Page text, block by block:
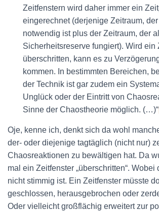
Zeitfenstern wird daher immer ein
eingerechnet (derjenige Zeitraum,
notwendig ist plus der Zeitraum, der
Sicherheitsreserve fungiert). Wird ein
überschritten, kann es zu
kommen. In bestimmten Bereichen,
der Technik ist gar zudem ein
Unglück oder der Eintritt von
Sinne der Chaostheorie möglich. (…)“
Oje, kenne ich, denkt sich da wohl
der- oder diejenige tagtäglich (nicht nur)
Chaosreaktionen zu bewältigen hat. Da
mal ein Zeitfenster „überschritten“. Wobei
nicht stimmig ist. Ein Zeitfenster müsste
geschlossen, herausgebrochen oder
Oder vielleicht großflächig erweitert zur